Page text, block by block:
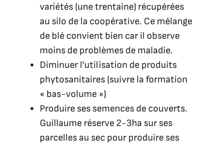
variétés (une trentaine) récupérées
au silo de la coopérative. Ce mélange
de blé convient bien car il observe
moins de problèmes de maladie.
Diminuer l’utilisation de produits
phytosanitaires (suivre la formation
« bas-volume »)
Produire ses semences de couverts.
Guillaume réserve 2-3ha sur ses
parcelles au sec pour produire ses